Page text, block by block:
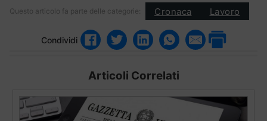
Questo articolo fa parte delle categorie: Cronaca Lavoro
Condividi
Articoli Correlati